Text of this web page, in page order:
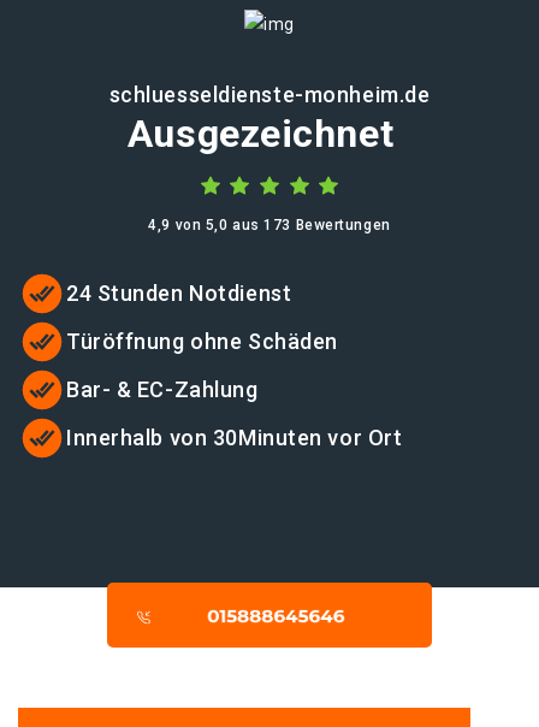
schluesseldienste-monheim.de
Ausgezeichnet
4,9 von 5,0 aus 173 Bewertungen
24 Stunden Notdienst
Türöffnung ohne Schäden
Bar- & EC-Zahlung
Innerhalb von 30Minuten vor Ort